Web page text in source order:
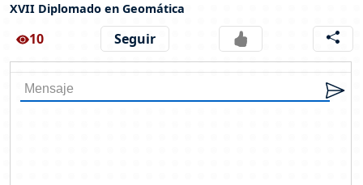
XVII Diplomado en Geomática
10 Seguir